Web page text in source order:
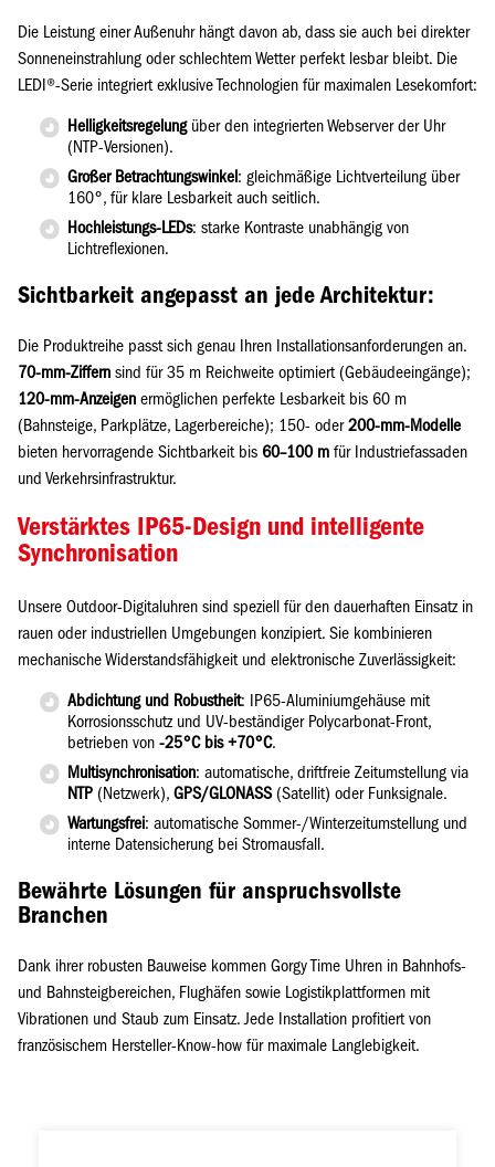
Die Leistung einer Außenuhr hängt davon ab, dass sie auch bei direkter
Sonneneinstrahlung oder schlechtem Wetter perfekt lesbar bleibt. Die
LEDI®-Serie integriert exklusive Technologien für maximalen Lesekomfort:
Helligkeitsregelungüber den integrierten Webserver der Uhr
(NTP-Versionen).
Großer Betrachtungswinkel : gleichmäßige Lichtverteilung über
160°, für klare Lesbarkeit auch seitlich.
Hochleistungs-LEDs: starke Kontraste unabhängig von
Lichtreflexionen.
Sichtbarkeit angepasst an jede Architektur:
Die Produktreihe passt sich genau Ihren Installationsanforderungen an.
70-mm-Ziffern sind für 35 m Reichweite optimiert (Gebäudeeingänge);
120-mm-Anzeigen ermöglichen perfekte Lesbarkeit bis 60 m
(Bahnsteige, Parkplätze, Lagerbereiche); 150- oder 200-mm-Modelle
bieten hervorragende Sichtbarkeit bis 60–100 m für Industriefassaden
und Verkehrsinfrastruktur.
Verstärktes IP65-Design und intelligente
Synchronisation
Unsere Outdoor-Digitaluhren sind speziell für den dauerhaften Einsatz in
rauen oder industriellen Umgebungen konzipiert. Sie kombinieren
mechanische Widerstandsfähigkeit und elektronische Zuverlässigkeit:
Abdichtung und Robustheit: IP65-Aluminiumgehäuse mit
Korrosionsschutz und UV-beständiger Polycarbonat-Front,
betrieben von -25°C bis +70°C.
Multisynchronisation: automatische, driftfreie Zeitumstellung via
NTP (Netzwerk), GPS/GLONASS(Satellit) oder Funksignale.
Wartungsfrei: automatische Sommer-/Winterzeitumstellung und
interne Datensicherung bei Stromausfall.
Bewährte Lösungen für anspruchsvollste
Branchen
Dank ihrer robusten Bauweise kommen Gorgy Time Uhren in Bahnhofs-
und Bahnsteigbereichen, Flughäfen sowie Logistikplattformen mit
Vibrationen und Staub zum Einsatz. Jede Installation profitiert von
französischem Hersteller-Know-how für maximale Langlebigkeit.